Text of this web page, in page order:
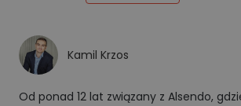
Kamil Krzos
Od ponad 12 lat związany z Alsendo,